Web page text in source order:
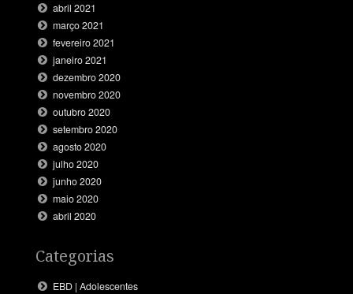
abril 2021
março 2021
fevereiro 2021
janeiro 2021
dezembro 2020
novembro 2020
outubro 2020
setembro 2020
agosto 2020
julho 2020
junho 2020
maio 2020
abril 2020
Categorias
EBD | Adolescentes